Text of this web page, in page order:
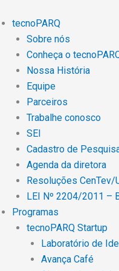
para
conteúdo
tecnoPARQ
Sobre nós
Conheça o
Nossa História
Equipe
Parceiros
Trabalhe conosco
SEI
Cadastro de
Agenda da diretora
Resoluções CenTev/
LEI Nº 2204/2011 –
Programas
tecnoPARQ Startup
Laboratório de
Avança Café